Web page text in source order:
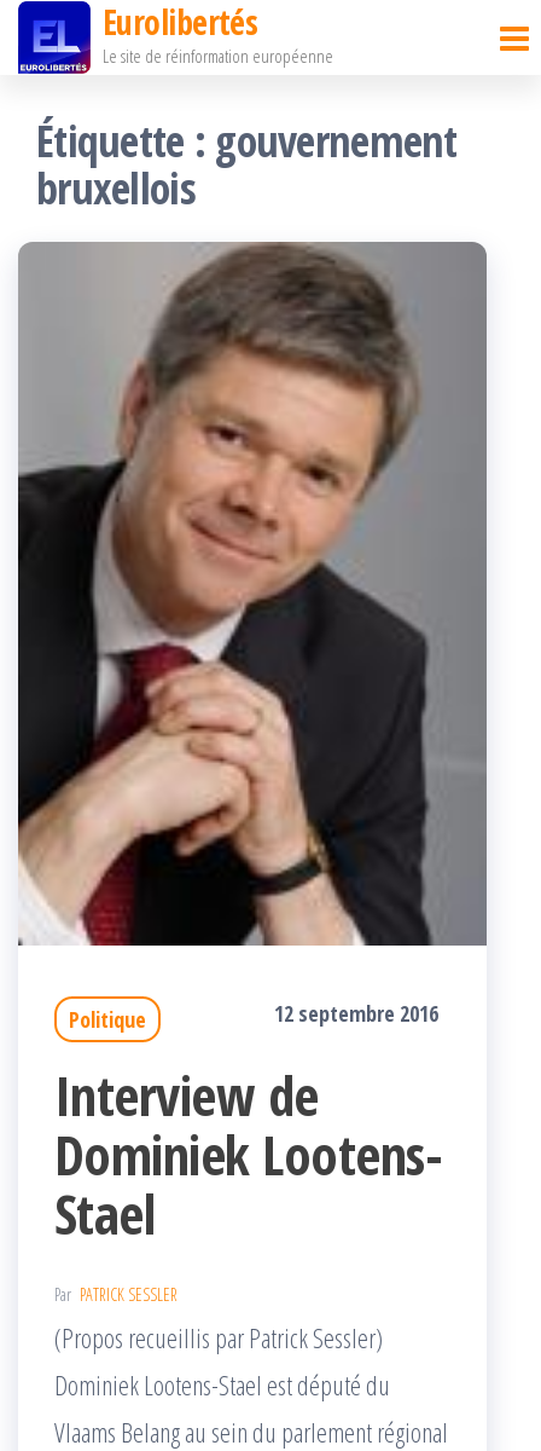
Passer
contenu
Eurolibertés
Le site de réinformation européenne
Étiquette : gouvernement
bruxellois
Politique 12 septembre 2016
Interview de
Dominiek Lootens-
Stael
Par PATRICK SESSLER
(Propos recueillis par Patrick Sessler)
Dominiek Lootens-Stael est député du
Vlaams Belang au sein du parlement régional